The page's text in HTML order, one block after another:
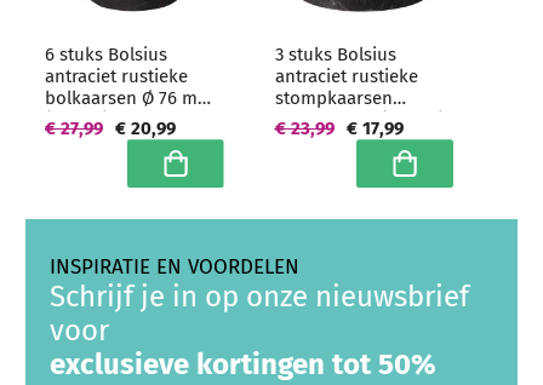
6 stuks Bolsius
antraciet rustieke
bolkaarsen Ø 76 mm
(25 uur) -
grootverpakking
€ 20,99
€ 27,99
In winkelwagen
3 stuks Bolsius
antraciet rustieke
stompkaarsen
100/100 mm (62 uur)
- grootverpakking
€ 17,99
€ 23,99
In winkelwagen
INSPIRATIE EN VOORDELEN
Schrijf je in op onze nieuwsbrief
voor
exclusieve kortingen tot 50%